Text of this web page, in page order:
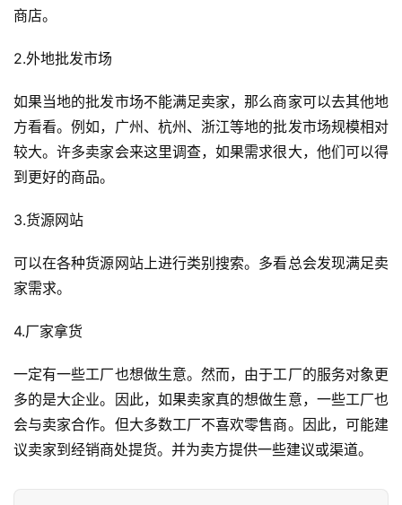
页
全
球
店
跨
境
科
社
媒
营
销
商店。
2.外地批发市场
如果当地的批发市场不能满足卖家，那么商家可以去其他地
方看看。例如，广州、杭州、浙江等地的批发市场规模相对
较大。许多卖家会来这里调查，如果需求很大，他们可以得
到更好的商品。
3.货源网站
可以在各种货源网站上进行类别搜索。多看总会发现满足卖
家需求。
4.厂家拿货
一定有一些工厂也想做生意。然而，由于工厂的服务对象更
多的是大企业。因此，如果卖家真的想做生意，一些工厂也
会与卖家合作。但大多数工厂不喜欢零售商。因此，可能建
议卖家到经销商处提货。并为卖方提供一些建议或渠道。